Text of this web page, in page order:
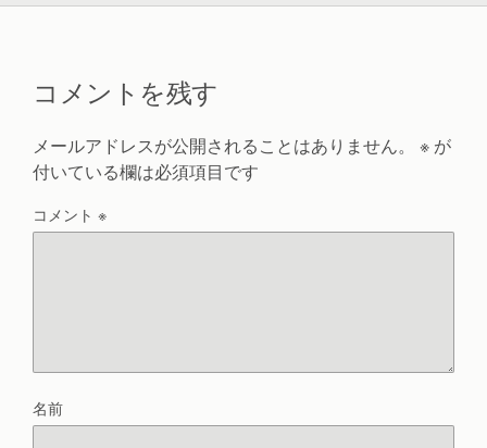
コメントを残す
メールアドレスが公開されることはありません。 ※ が
付いている欄は必須項目です
コメント ※
名前